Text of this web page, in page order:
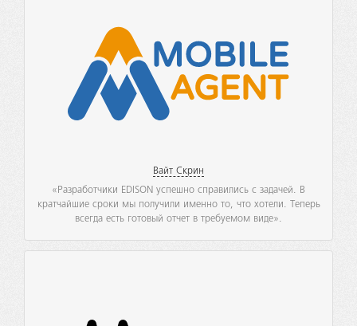
Вайт Скрин
«Разработчики EDISON успешно справились с задачей. В
кратчайшие сроки мы получили именно то, что хотели. Теперь
всегда есть готовый отчет в требуемом виде».